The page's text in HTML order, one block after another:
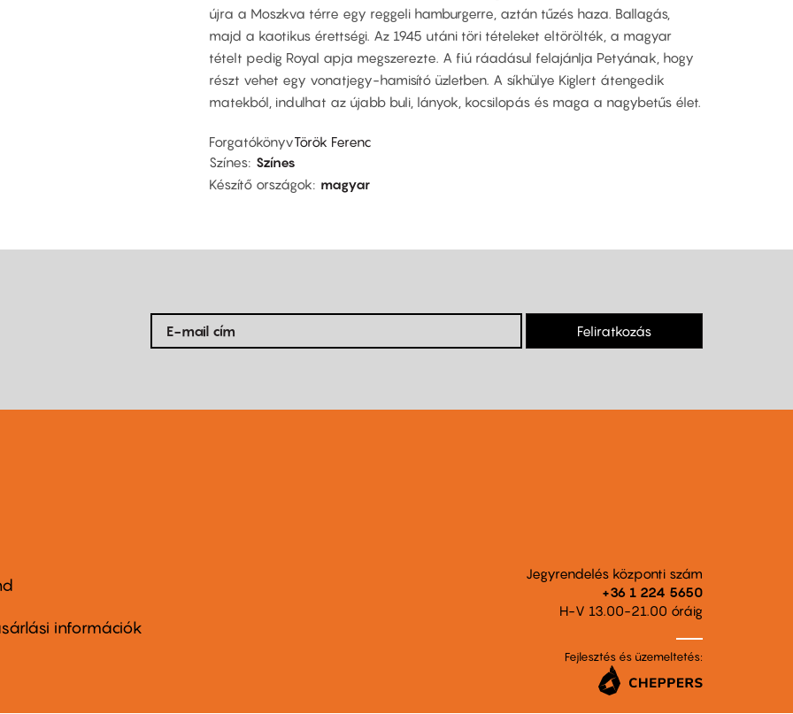
újra a Moszkva térre egy reggeli hamburgerre, aztán tűzés haza. Ballagás,
majd a kaotikus érettségi. Az 1945 utáni töri tételeket eltörölték, a magyar
tételt pedig Royal apja megszerezte. A fiú ráadásul felajánlja Petyának, hogy
részt vehet egy vonatjegy-hamisító üzletben. A síkhülye Kiglert átengedik
matekból, indulhat az újabb buli, lányok, kocsilopás és maga a nagybetűs élet.
ForgatókönyvTörök Ferenc
Színes Színes
Készítő országok
magyar
Feliratkozás
információk
Jegyrendelés központi szám
+36 1 224 5650
H-V 13.00-21.00 óráig
Fejlesztés és üzemeltetés: